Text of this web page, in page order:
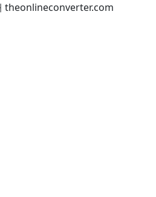
theonlineconverter.com